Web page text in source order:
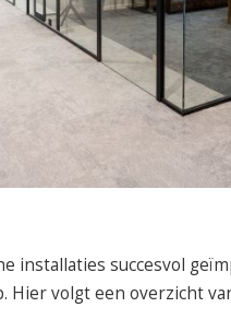
installaties succesvol
volgt een overzicht